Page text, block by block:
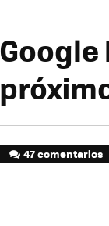
47 comentarios